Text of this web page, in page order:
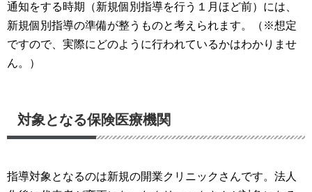
通知をする時期（新規個別指導を行う１月ほど前）には、
新規個別指導の準備が整うものと考えられます。（※想定
ですので、実際にどのように行われているかはわかりませ
ん。）
対象となる保険医療機関
指導対象となるのは新規の開業クリニックさんです。法人
アクセス/営業時間
お問合せ(メール)
その他の業務
自動車/自転車 交通事故被害者支援
交通事故後遺障害等認定申請書提出・自賠責請求の
手続き